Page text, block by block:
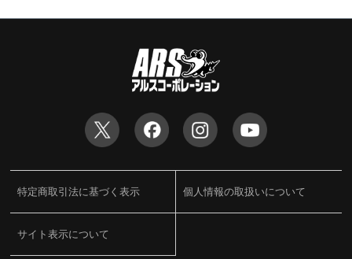
特定商取引法に基づく表示 個人情報の取扱いについて
サイト表示について